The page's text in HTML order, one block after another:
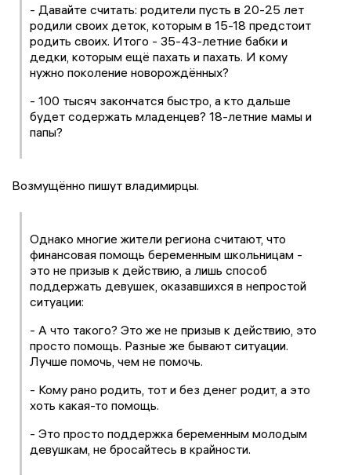
- Давайте считать: родители пусть в 20-25 лет
родили своих деток, которым в 15-18 предстоит
родить своих. Итого - 35-43-летние бабки и
дедки, которым ещё пахать и пахать. И кому
нужно поколение новорождённых?
- 100 тысяч закончатся быстро, а кто дальше
будет содержать младенцев? 18-летние мамы и
папы?
Возмущённо пишут владимирцы.
Однако многие жители региона считают, что
финансовая помощь беременным школьницам -
это не призыв к действию, а лишь способ
поддержать девушек, оказавшихся в непростой
ситуации:
- А что такого? Это же не призыв к действию, это
просто помощь. Разные же бывают ситуации.
Лучше помочь, чем не помочь.
- Кому рано родить, тот и без денег родит, а это
хоть какая-то помощь.
- Это просто поддержка беременным молодым
девушкам, не бросайтесь в крайности.